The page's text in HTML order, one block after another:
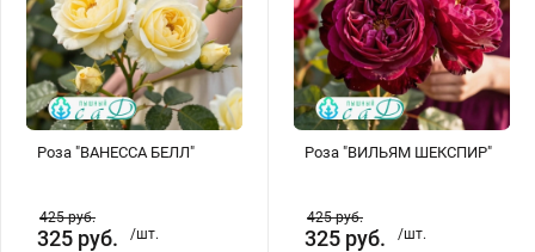
Роза "ВАНЕССА БЕЛЛ"
425руб.
325 руб.
/шт.
Роза "ВИЛЬЯМ ШЕКСПИР"
425руб.
325 руб.
/шт.